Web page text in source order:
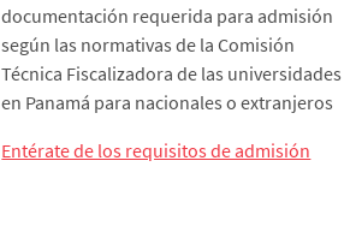
documentación requerida para admisión
según las normativas de la Comisión
Técnica Fiscalizadora de las universidades
en Panamá para nacionales o extranjeros
Entérate de los requisitos de admisión